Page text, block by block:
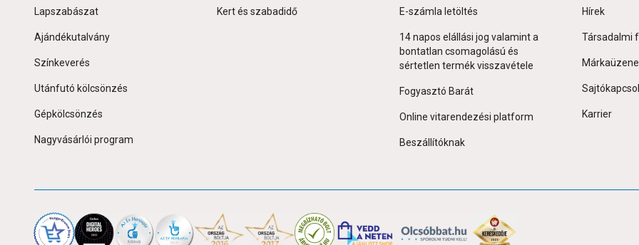
Lapszabászat
Ajándékutalvány
Színkeverés
Utánfutó kölcsönzés
Gépkölcsönzés
Nagyvásárlói program
Kert és szabadidő E-számla letöltés
14 napos elállási jog valamint a
bontatlan csomagolású és
sértetlen termék visszavétele
Fogyasztó Barát
Online vitarendezési platform
Beszállítóknak
Hírek
Társadalmi
Karrier